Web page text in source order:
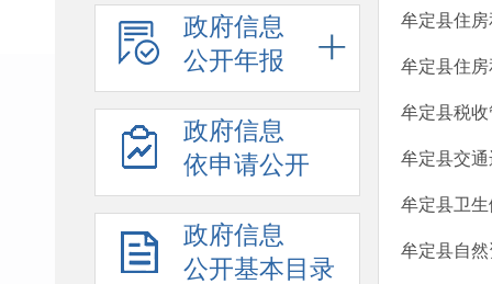
政府信息
公开年报
政府信息
依申请公开
政府信息
公开基本目录
牟定县住
牟定县住
牟定县税
牟定县交
牟定县卫
牟定县自